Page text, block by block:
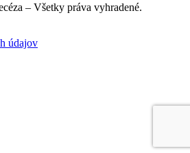
– Všetky práva vyhradené.
údajov